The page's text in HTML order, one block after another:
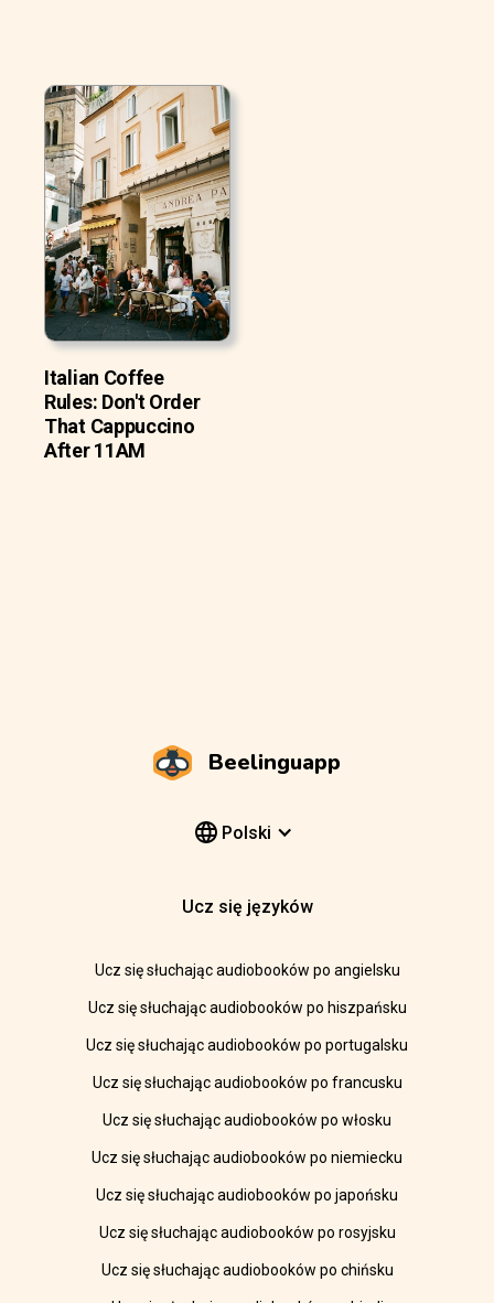
Italian Coffee
Rules: Don't Order
That Cappuccino
After 11AM
Beelinguapp
Polski
Ucz się języków
Ucz się słuchając audiobooków po angielsku
Ucz się słuchając audiobooków po hiszpańsku
Ucz się słuchając audiobooków po portugalsku
Ucz się słuchając audiobooków po francusku
Ucz się słuchając audiobooków po włosku
Ucz się słuchając audiobooków po niemiecku
Ucz się słuchając audiobooków po japońsku
Ucz się słuchając audiobooków po rosyjsku
Ucz się słuchając audiobooków po chińsku